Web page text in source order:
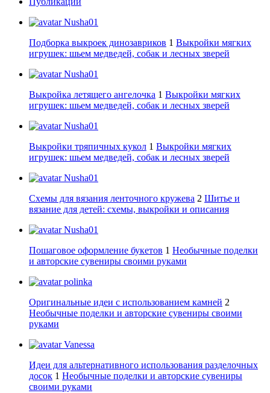
Nusha01
Подборка выкроек динозавриков 1 Выкройки мягких
игрушек: шьем медведей, собак и лесных зверей
Nusha01
Выкройка летящего ангелочка 1 Выкройки мягких
игрушек: шьем медведей, собак и лесных зверей
Nusha01
Выкройки тряпичных кукол 1 Выкройки мягких
игрушек: шьем медведей, собак и лесных зверей
Nusha01
Схемы для вязания ленточного кружева 2 Шитье и
вязание для детей: схемы, выкройки и описания
Nusha01
Пошаговое оформление букетов 1 Необычные поделки
и авторские сувениры своими руками
polinka
Оригинальные идеи с использованием камней 2
Необычные поделки и авторские сувениры своими
руками
Vanessa
Идеи для альтернативного использования разделочных
досок 1 Необычные поделки и авторские сувениры
своими руками